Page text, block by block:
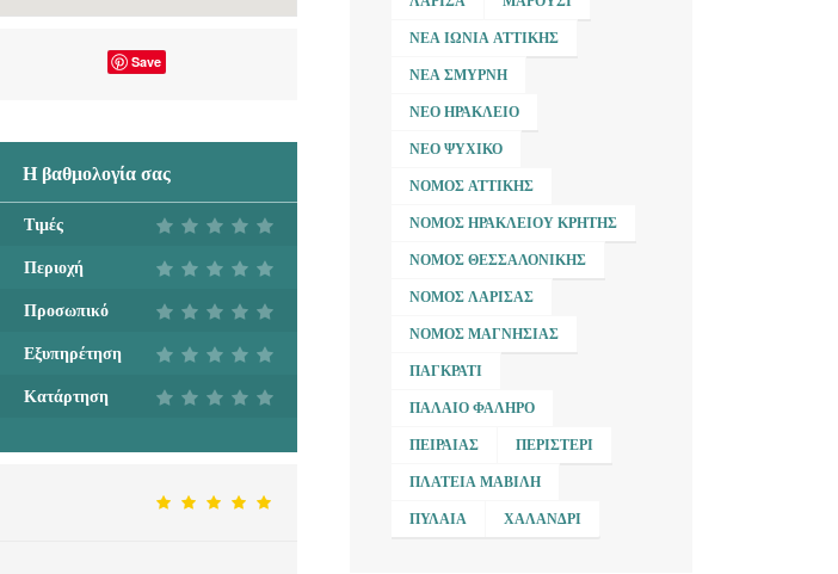
Save
Η βαθμολογία σας
Τιμές
Περιοχή
Προσωπικό
Εξυπηρέτηση
Κατάρτηση
ΝΈΑ ΙΩΝΊΑ ΑΤΤΙΚΉΣ
ΝΈΑ ΣΜΎΡΝΗ
ΝΈΟ ΗΡΆΚΛΕΙΟ
ΝΈΟ ΨΥΧΙΚΌ
ΝΟΜΌΣ ΑΤΤΙΚΉΣ
ΝΟΜΌΣ ΗΡΑΚΛΕΊΟΥ ΚΡΉΤΗΣ
ΝΟΜΌΣ ΘΕΣΣΑΛΟΝΊΚΗΣ
ΝΟΜΌΣ ΛΆΡΙΣΑΣ
ΝΟΜΌΣ ΜΑΓΝΗΣΊΑΣ
ΠΑΓΚΡΆΤΙ
ΠΑΛΑΙΌ ΦΆΛΗΡΟ
ΠΕΙΡΑΙΆΣ ΠΕΡΙΣΤΈΡΙ
ΠΛΑΤΕΊΑ ΜΑΒΊΛΗ
ΠΥΛΑΊΑ ΧΑΛΆΝΔΡΙ